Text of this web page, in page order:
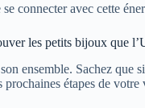
avec cette
les petits bijoux que
ensemble. Sachez
étapes de votre